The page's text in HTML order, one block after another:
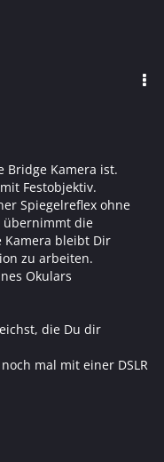
Bridge Kamera ist.
Festobjektiv.
Spiegelreflex ohne
übernimmt die
Kamera bleibt Dir
zu arbeiten.
Okulars
die Du dir
mal mit einer DSLR